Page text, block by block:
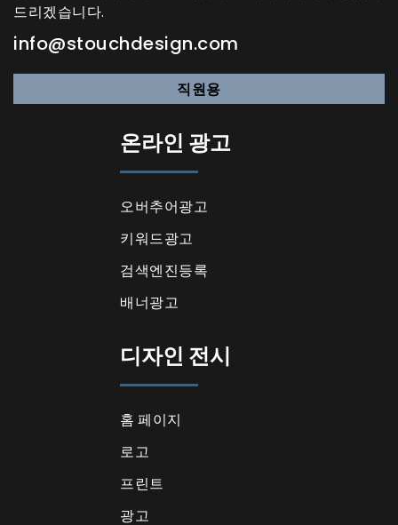
드리겠습니다.
info@stouchdesign.com
직원용
온라인 광고
오버추어광고
키워드광고
검색엔진등록
배너광고
디자인 전시
홈 페이지
로고
프린트
광고